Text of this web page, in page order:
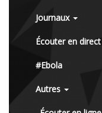
Journaux
Écouter en direct
#Ebola
Autres